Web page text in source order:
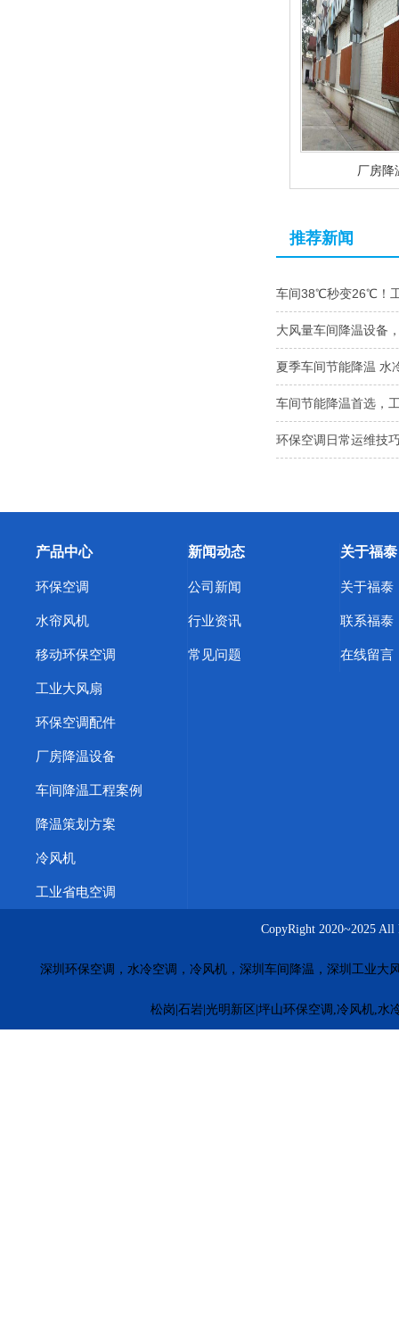
厂房降
推荐新闻
车间38℃秒变26℃！
大风量车间降温设备
夏季车间节能降温
车间节能降温首选，
环保空调日常运维技
产品中心
环保空调
水帘风机
移动环保空调
工业大风扇
环保空调配件
厂房降温设备
车间降温工程案例
降温策划方案
冷风机
工业省电空调
新闻动态
公司新闻
行业资讯
常见问题
关于福泰
关于福泰
联系福泰
在线留言
CopyRight 2020~2025
深圳环保空调，水冷空调，冷风机，深圳车间降温，深圳工业大
松岗|石岩|光明新区|坪山环保空调,冷风机,水